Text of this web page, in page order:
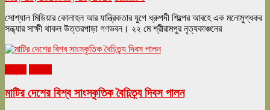
সোশ্যাল মিডিয়ার কোলাহল আর যান্ত্রিকতার যুগে ধ্রুপদী শিল্পের আবহে এক মনোমুগ্ধকর
সন্ধ্যার সাক্ষী থাকল উত্তরপাড়া গণভবন। ২২ মে শ্রীরামপুর নৃত্যকাঞ্চনের
মাটির দেশের বিশ্ব সাংস্কৃতিক বৈচিত্র্য দিবস পালন